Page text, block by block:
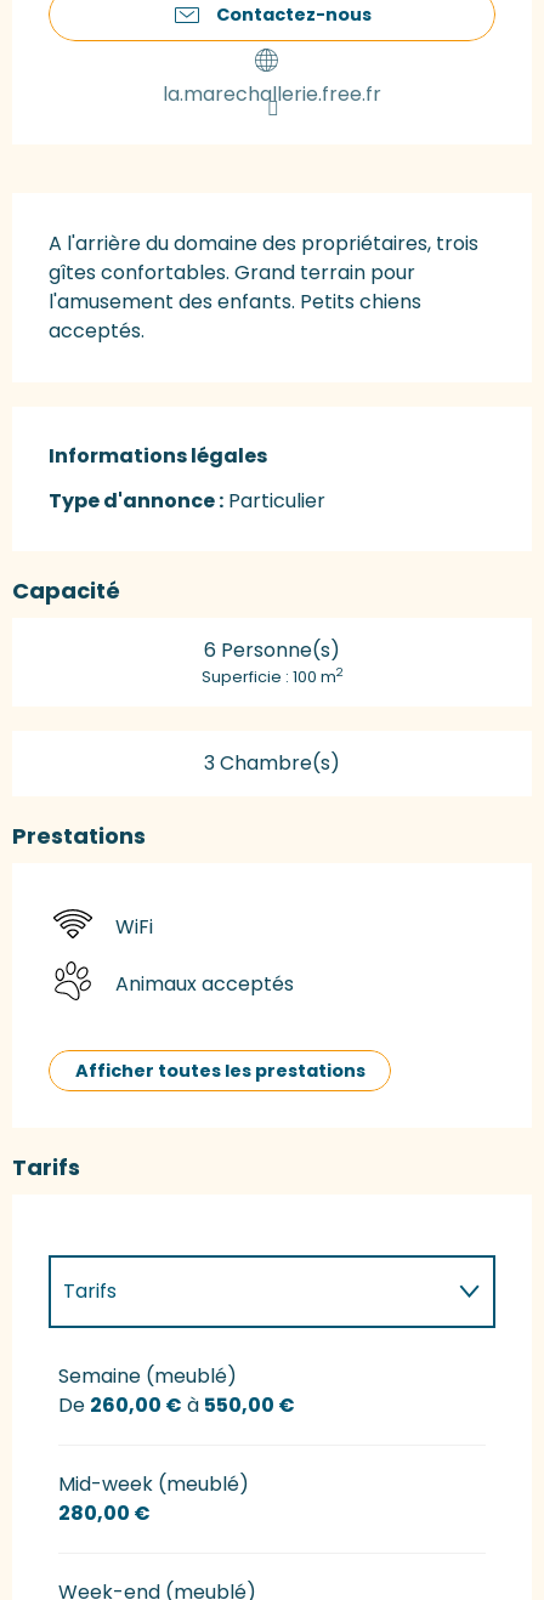
Contactez-nous
la.marechallerie.free.fr
A l'arrière du domaine des propriétaires, trois
gîtes confortables. Grand terrain pour
l'amusement des enfants. Petits chiens
acceptés.
Informations légales
Informations légales
Type d'annonce : Particulier
Capacité
6 Personne(s)
Superficie : 100 m2
3 Chambre(s)
Prestations
WiFi
Animaux acceptés
Afficher toutes les prestations
Tarifs
Tarifs
Tarifs 2027
Semaine (meublé)
De 260,00 € à 550,00 €
Mid-week (meublé)
280,00 €
Week-end (meublé)